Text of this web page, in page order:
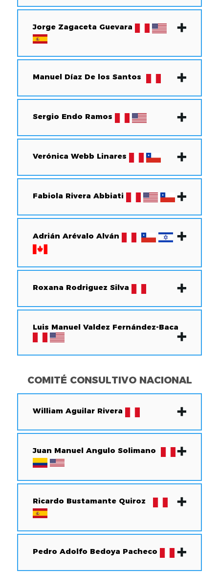
Jorge Zagaceta Guevara
Manuel Díaz De los Santos
Sergio Endo Ramos
Verónica Webb Linares
Fabiola Rivera Abbiati
Adrián Arévalo Alván
Roxana Rodriguez Silva
Luis Manuel Valdez Fernández-Baca
COMITÉ CONSULTIVO NACIONAL
William Aguilar Rivera
Juan Manuel Angulo Solimano
Ricardo Bustamante Quiroz
Pedro Adolfo Bedoya Pacheco